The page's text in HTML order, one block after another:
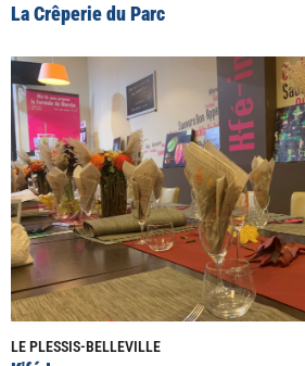
La Crêperie du Parc
LE PLESSIS-BELLEVILLE